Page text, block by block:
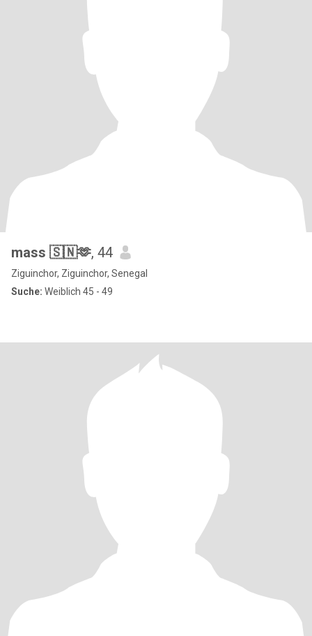
mass 🇸🇳🫶, 44
Ziguinchor, Ziguinchor, Senegal
Suche: Weiblich 45 - 49